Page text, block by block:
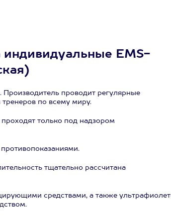
индивидуальные EMS-
проводит регулярные
по всему миру.
только под надзором
тщательно рассчитана
средствами, а также